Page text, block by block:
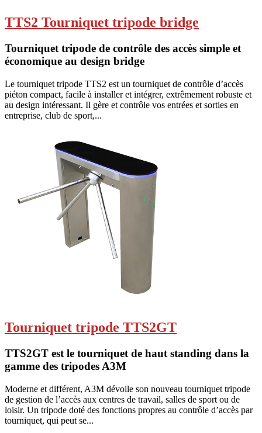
TTS2 Tourniquet tripode bridge
Tourniquet tripode de contrôle des accès simple et
économique au design bridge
Le tourniquet tripode TTS2 est un tourniquet de contrôle d’accès
piéton compact, facile à installer et intégrer, extrêmement robuste et
au design intéressant. Il gère et contrôle vos entrées et sorties en
entreprise, club de sport,...
Tourniquet tripode TTS2GT
TTS2GT est le tourniquet de haut standing dans la
gamme des tripodes A3M
Moderne et différent, A3M dévoile son nouveau tourniquet tripode
de gestion de l’accès aux centres de travail, salles de sport ou de
loisir. Un tripode doté des fonctions propres au contrôle d’accès par
tourniquet, qui peut se...